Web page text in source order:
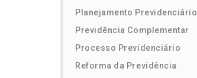
Planejamento Previdenciário
Previdência Complementar
Processo Previdenciário
Reforma da Previdência